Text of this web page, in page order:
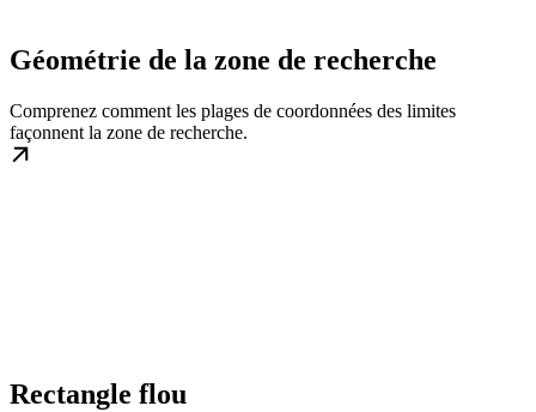
Géométrie de la zone de recherche
Comprenez comment les plages de coordonnées des limites
façonnent la zone de recherche.
Rectangle flou